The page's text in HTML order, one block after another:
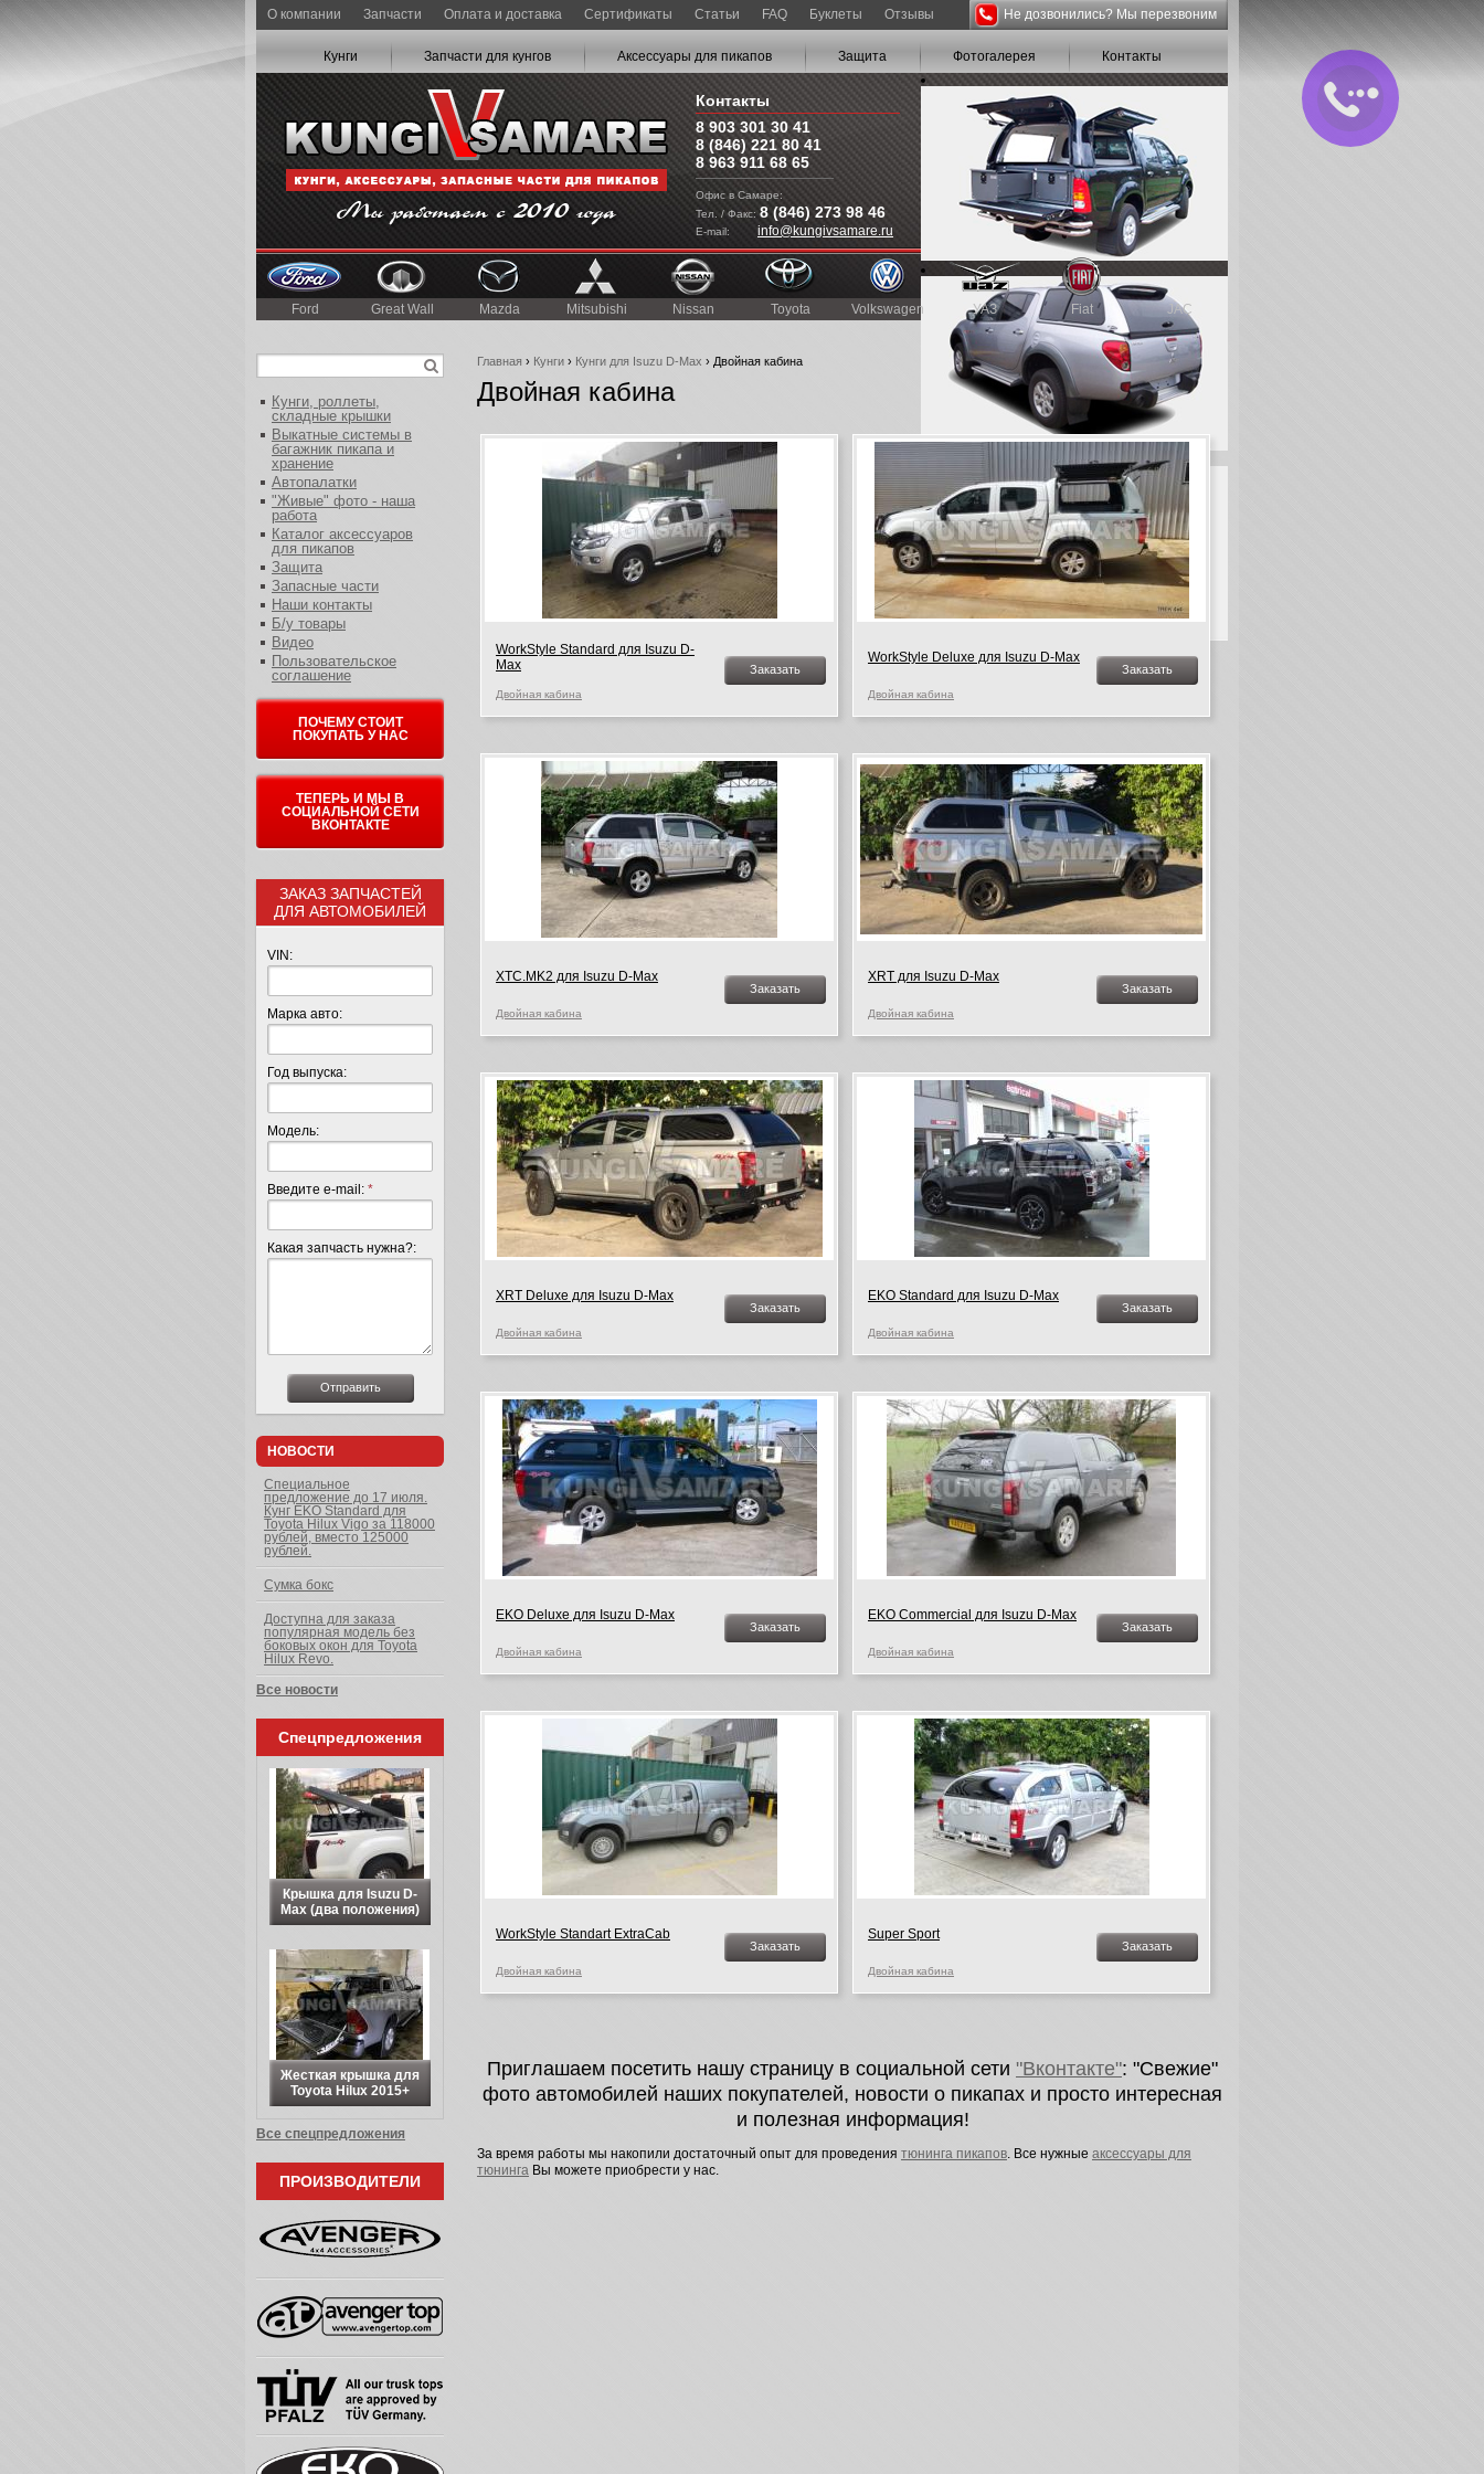
О компании Запчасти Оплата и доставка Сертификаты Статьи FAQ Буклеты Отзывы
Кунги Запчасти для кунгов Аксессуары для пикапов Защита Фотогалерея Контакты
Контакты
8 903 301 30 41
8 (846) 221 80 41
8 963 911 68 65
Офис в Самаре:
Тел. / Факс: 8 (846) 273 98 46
E-mail: info@kungivsamare.ru
Не дозвонились? Мы перезвоним
Ford Great Wall Mazda Mitsubishi Nissan Toyota Volkswagen УАЗ Fiat JAC
Главная › Кунги › Кунги для Isuzu D-Max › Двойная кабина
Двойная кабина
WorkStyle Standard для Isuzu D-
Max
Двойная кабина
Заказать
WorkStyle Deluxe для Isuzu D-Max
Двойная кабина
Заказать
XTC.MK2 для Isuzu D-Max
Двойная кабина
Заказать
XRT для Isuzu D-Max
Двойная кабина
Заказать
XRT Deluxe для Isuzu D-Max
Двойная кабина
Заказать
EKO Standard для Isuzu D-Max
Двойная кабина
Заказать
EKO Deluxe для Isuzu D-Max
Двойная кабина
Заказать
EKO Commercial для Isuzu D-Max
Двойная кабина
Заказать
WorkStyle Standart ExtraCab
Двойная кабина
Заказать
Super Sport
Двойная кабина
Заказать
Приглашаем посетить нашу страницу в социальной сети "Вконтакте": "Свежие"
фото автомобилей наших покупателей, новости о пикапах и просто интересная
и полезная информация!
За время работы мы накопили достаточный опыт для проведения тюнинга пикапов. Все нужные аксессуары для
тюнинга Вы можете приобрести у нас.
Кунги, роллеты,
складные крышки
Выкатные системы в
багажник пикапа и
хранение
Автопалатки
"Живые" фото - наша
работа
Каталог аксессуаров
для пикапов
Защита
Запасные части
Наши контакты
Б/у товары
Видео
Пользовательское
соглашение
ПОЧЕМУ СТОИТ
ПОКУПАТЬ У НАС
ТЕПЕРЬ И МЫ В
СОЦИАЛЬНОЙ СЕТИ
ВКОНТАКТЕ
ЗАКАЗ ЗАПЧАСТЕЙ
ДЛЯ АВТОМОБИЛЕЙ
VIN:
Марка авто:
Год выпуска:
Модель:
Введите e-mail: *
Какая запчасть нужна?:
НОВОСТИ
Специальное
предложение до 17 июля.
Кунг EKO Standard для
Toyota Hilux Vigo за 118000
рублей, вместо 125000
рублей.
Сумка бокс
Доступна для заказа
популярная модель без
боковых окон для Toyota
Hilux Revo.
Все новости
Спецпредложения
Крышка для Isuzu D-
Max (два положения)
Жесткая крышка для
Toyota Hilux 2015+
Все спецпредложения
ПРОИЗВОДИТЕЛИ